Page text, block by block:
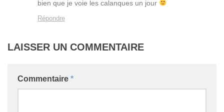
bien que je voie les calanques un jour
Répondre
LAISSER UN COMMENTAIRE
Commentaire *